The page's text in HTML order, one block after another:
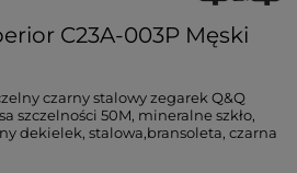
C23A-003P Męski
czarny stalowy zegarek Q&Q
szczelności 50M, mineralne szkło,
dekielek, stalowa,bransoleta, czarna